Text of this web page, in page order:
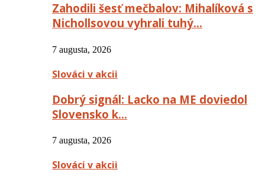
Zahodili šesť mečbalov: Mihalíková s
Nichollsovou vyhrali tuhý…
7 augusta, 2026
Slováci v akcii
Dobrý signál: Lacko na ME doviedol
Slovensko k…
7 augusta, 2026
Slováci v akcii